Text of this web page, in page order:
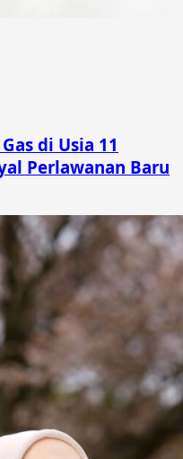
di Usia 11
Perlawanan Baru